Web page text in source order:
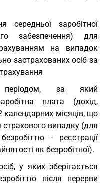
середньої заробітної
забезпечення) для
на випадок
застрахованих осіб за
за який
плата (дохід,
календарних місяців, що
випадку (для
- реєстрації
як безробітної).
у яких зберігається
після перерви